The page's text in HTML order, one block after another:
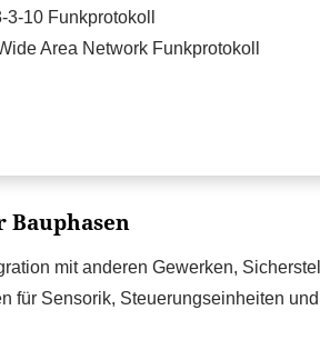
10 Funkprotokoll
Area Network Funkprotokoll
mit anderen Gewerken,
für Sensorik, Steuerungseinheiten und